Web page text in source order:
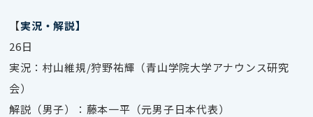
【実況・解説】
26日
実況： 村山維規/狩野祐輝（青山学院大学アナウンス研究
会）
解説（男子）： 藤本一平（元男子日本代表）